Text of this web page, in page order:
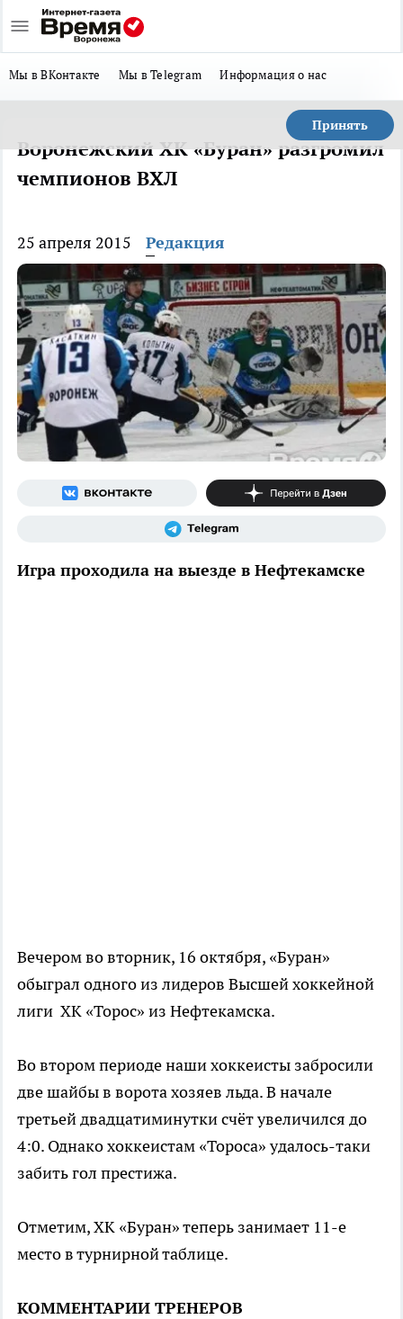
Мы в ВКонтакте Мы в Telegram Информация о нас
Принять
Воронежский ХК «Буран» разгромил
чемпионов ВХЛ
25 апреля 2015 Редакция
Игра проходила на выезде в Нефтекамске
Вечером во вторник, 16 октября, «Буран»
обыграл одного из лидеров Высшей хоккейной
лиги ХК «Торос» из Нефтекамска.
Во втором периоде наши хоккеисты забросили
две шайбы в ворота хозяев льда. В начале
третьей двадцатиминутки счёт увеличился до
4:0. Однако хоккеистам «Тороса» удалось-таки
забить гол престижа.
Отметим, ХК «Буран» теперь занимает 11-е
место в турнирной таблице.
КОММЕНТАРИИ ТРЕНЕРОВ